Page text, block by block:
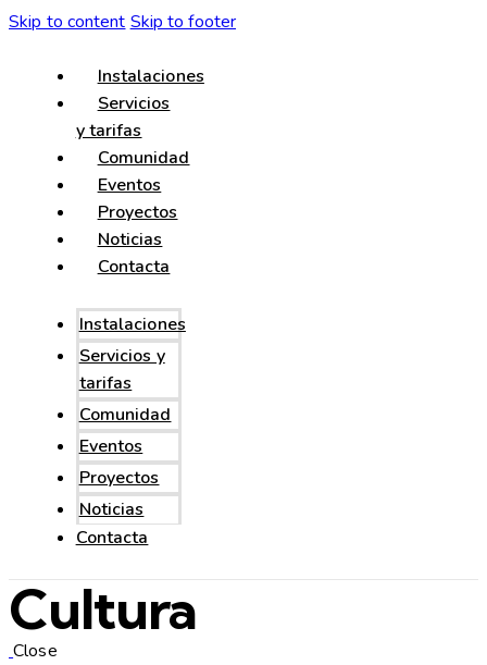
Skip to content Skip to footer
Instalaciones
Servicios
y tarifas
Comunidad
Eventos
Proyectos
Noticias
Contacta
Instalaciones
Servicios y
tarifas
Comunidad
Eventos
Proyectos
Noticias
Contacta
Cultura
Close